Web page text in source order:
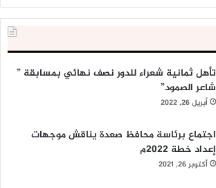
تأهل ثمانية شعراء للدور نصف نهائي بمسابقة ”
شاعر الصمود”
أبريل 26, 2022
اجتماع برئاسة محافظ صعدة يناقش موجهات
إعداد خطة 2022م
أكتوبر 26, 2021